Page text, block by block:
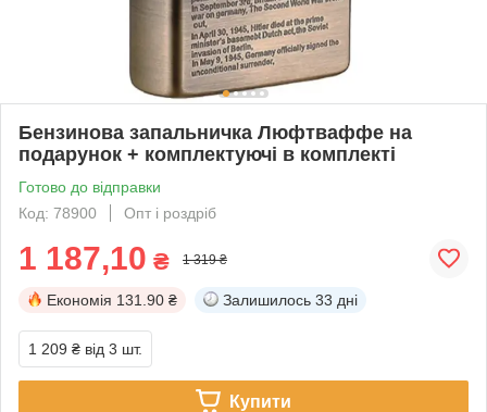
Бензинова запальничка Люфтваффе на
подарунок + комплектуючі в комплекті
Готово до відправки
Код: 78900
Опт і роздріб
1 187,10 ₴ 1 319 ₴
Економія 131.90 ₴ Залишилось 33 дні
1 209 ₴ від 3 шт.
Купити